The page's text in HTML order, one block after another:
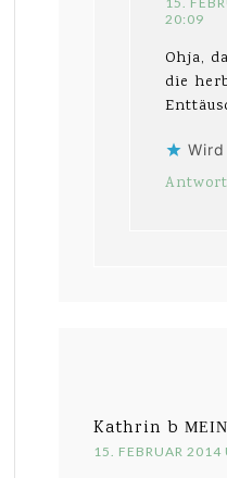
20:09
Ohja,
die
Kathrin b
15. FEBRUAR 2014